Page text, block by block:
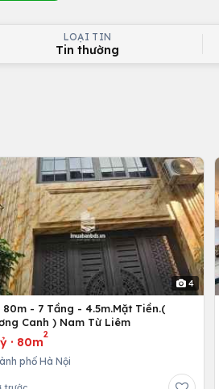
LOẠI TIN
Tin thường
4
80m - 7 Tầng - 4.5m.Mặt Tiền.(
Canh ) Nam Từ Liêm
· 80m
2
phố Hà Nội